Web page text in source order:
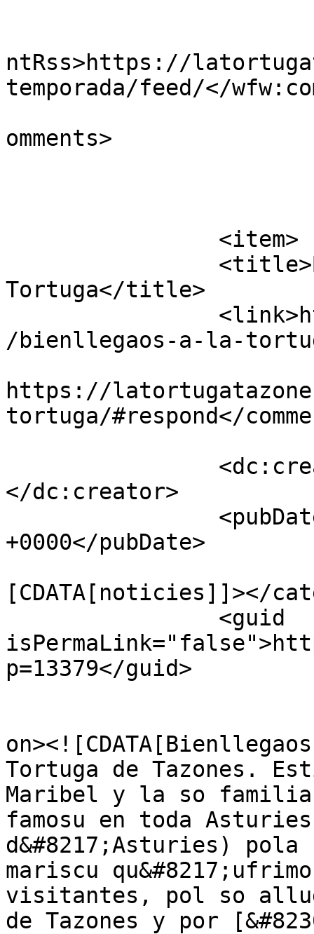
ntRss>https://
temporada/feed/</
omments>
Tortuga</title>
/bienllegaos-a-la-
https://
tortuga/#respond</
</dc:creator>
+0000</pubDate>
[CDATA[noticies]]></
p=13379</guid>
Tortuga de Tazones.
Maribel y la so familia
famosu en toda
d&#8217;Asturies)
mariscu
visitantes, pol so
de Tazones y por